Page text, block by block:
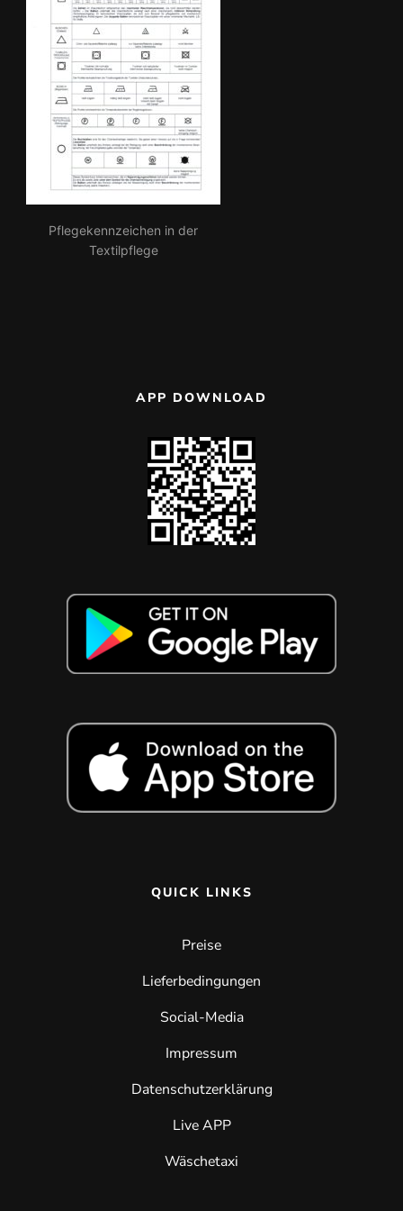
Pflegekennzeichen in der
Textilpflege
APP DOWNLOAD
QUICK LINKS
Preise
Lieferbedingungen
Social-Media
Impressum
Datenschutzerklärung
Live APP
Wäschetaxi